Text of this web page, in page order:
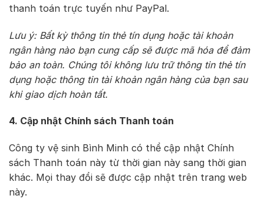
thanh toán trực tuyến như PayPal.
Lưu ý: Bất kỳ thông tin thẻ tín dụng hoặc tài khoản
ngân hàng nào bạn cung cấp sẽ được mã hóa để đảm
bảo an toàn. Chúng tôi không lưu trữ thông tin thẻ tín
dụng hoặc thông tin tài khoản ngân hàng của bạn sau
khi giao dịch hoàn tất.
4. Cập nhật Chính sách Thanh toán
Công ty vệ sinh Bình Minh có thể cập nhật Chính
sách Thanh toán này từ thời gian này sang thời gian
khác. Mọi thay đổi sẽ được cập nhật trên trang web
này.